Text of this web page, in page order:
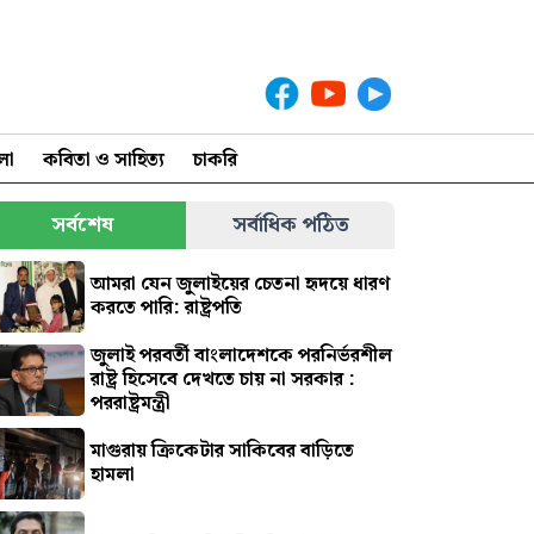
কবিতা ও সাহিত্য চাকরি
সর্বশেষ সর্বাধিক পঠিত
আমরা যেন জুলাইয়ের চেতনা হৃদয়ে ধারণ
করতে পারি: রাষ্ট্রপতি
জুলাই পরবর্তী বাংলাদেশকে পরনির্ভরশীল
রাষ্ট্র হিসেবে দেখতে চায় না সরকার :
পররাষ্ট্রমন্ত্রী
মাগুরায় ক্রিকেটার সাকিবের বাড়িতে
হামলা